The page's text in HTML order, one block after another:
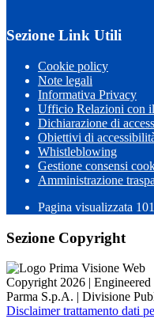
Sezione Link Utili
Cookie policy
Note legali
Informativa Privacy
Ufficio Relazioni con
Dichiarazione di
Obiettivi di
Whistleblowing
Gestione consensi
Amministrazione
Pagina visualizzata
Sezione Copyright
Copyright 2026 |
Parma S.p.A. | Divisione
Disclaimer trattamento dati